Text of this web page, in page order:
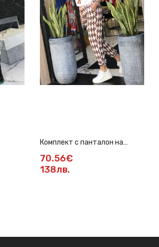
Комплект с панталон на
ромбове
70.56€
138лв.